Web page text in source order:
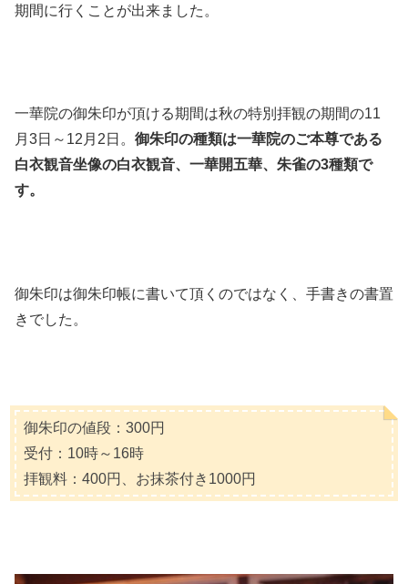
期間に行くことが出来ました。
一華院の御朱印が頂ける期間は秋の特別拝観の期間の11
月3日～12月2日。 御朱印の種類は一華院のご本尊である
白衣観音坐像の白衣観音、一華開五華、朱雀の3種類で
す。
御朱印は御朱印帳に書いて頂くのではなく、手書きの書置
きでした。
御朱印の値段：300円
受付：10時～16時
拝観料：400円、お抹茶付き1000円